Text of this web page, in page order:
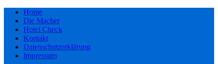
Home
Die Macher
Hotel Check
Kontakt
Datenschutzerklärung
Impressum